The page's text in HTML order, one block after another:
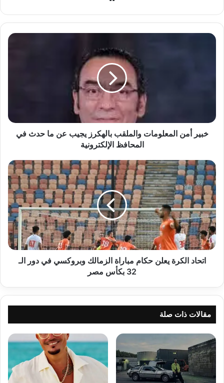
خبير
حدث
فيخبير أمن المعلومات والملقب بالهكرز يجيب عن ما حدث في
المحافظ الإلكترونية
اتحاد
الكرة
يعلن
حكام
مباراة
الزمالك
وبروكسي
في
دور
اتحاد الكرة يعلن حكام مباراة الزمالك وبروكسي في دور الـ
32 بكأس مصر
مقالات ذات صلة